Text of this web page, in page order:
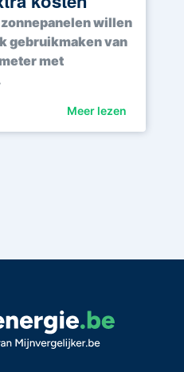
willen
gebruikmaken van
met
Meer lezen